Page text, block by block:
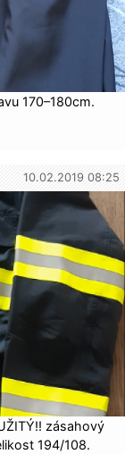
170–180cm.
10.02.2019 08:25
zásahový
194/108.